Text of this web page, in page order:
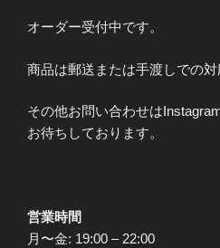
オーダー受付中です。
商品は郵送または手渡しでの対
その他お問い合わせは
お待ちしております。
営業時間
月〜金: 19:00 – 22:00